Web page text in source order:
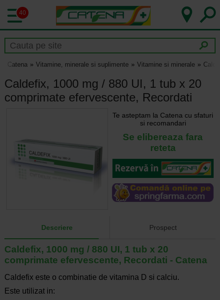
40
Catena Vitamine, minerale si suplimente Vitamine si minerale
Caldefix, 1000 mg / 880 UI, 1 tub x 20
comprimate efervescente, Recordati
Te asteptam la Catena cu sfaturi
si recomandari
Se elibereaza fara
reteta
Descriere Prospect
Caldefix, 1000 mg / 880 UI, 1 tub x 20
comprimate efervescente, Recordati - Catena
Caldefix este o combinatie de vitamina D si calciu.
Este utilizat in: